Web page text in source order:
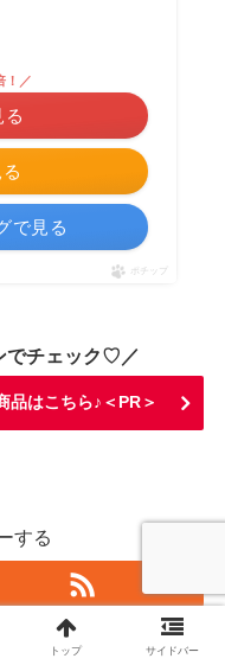
！／
る
で見る
ポチップ
でチェック♡／
品はこちら♪＜PR＞
する
トップ サイドバー